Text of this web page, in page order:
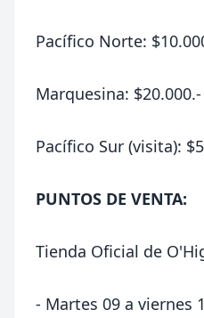
Pacífico Norte:
Marquesina: $20.000.-
Pacífico Sur (visita):
PUNTOS DE VENTA:
Tienda Oficial de
- Martes 09 a viernes